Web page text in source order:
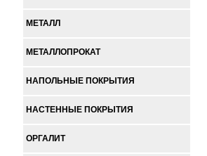
МЕТАЛЛ
МЕТАЛЛОПРОКАТ
НАПОЛЬНЫЕ ПОКРЫТИЯ
НАСТЕННЫЕ ПОКРЫТИЯ
ОРГАЛИТ